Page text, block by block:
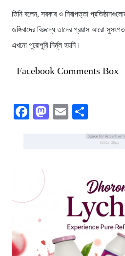
তিনি বলেন, সরকার ও নিরাপত্তা
জঙ্গিবাদের বিরুদ্ধে তাদের প্রয়াস আরো
এখনো পুরোপুরি নির্মূল হয়নি।
Facebook Comments Box
Facebook
Mastodon
Email